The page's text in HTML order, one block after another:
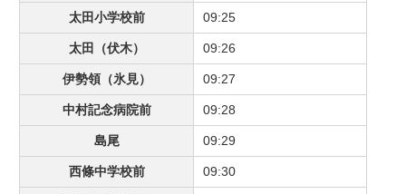
太田小学校前 09:25
太田（伏木） 09:26
伊勢領（氷見） 09:27
中村記念病院前 09:28
島尾 09:29
西條中学校前 09:30